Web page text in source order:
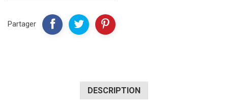
Partager
DESCRIPTION